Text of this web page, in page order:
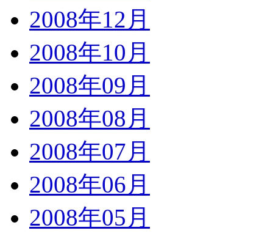
2008年12月
2008年10月
2008年09月
2008年08月
2008年07月
2008年06月
2008年05月